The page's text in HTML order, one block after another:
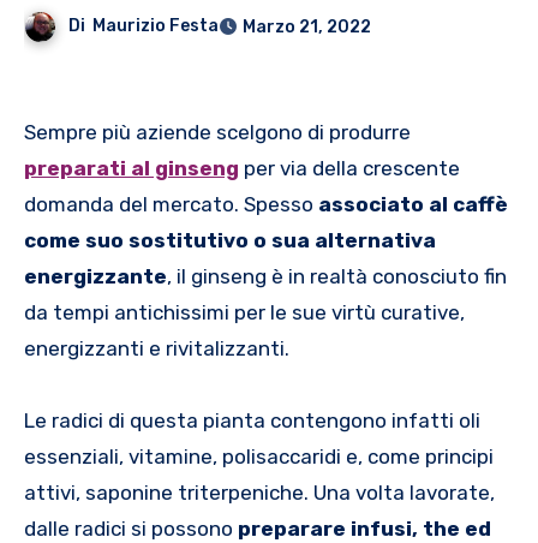
Di Maurizio Festa Marzo 21, 2022
Sempre più aziende scelgono di produrre
preparati al ginseng per via della crescente
domanda del mercato. Spesso associato al caffè
come suo sostitutivo o sua alternativa
energizzante, il ginseng è in realtà conosciuto fin
da tempi antichissimi per le sue virtù curative,
energizzanti e rivitalizzanti.
Le radici di questa pianta contengono infatti oli
essenziali, vitamine, polisaccaridi e, come principi
attivi, saponine triterpeniche. Una volta lavorate,
dalle radici si possono preparare infusi, the ed